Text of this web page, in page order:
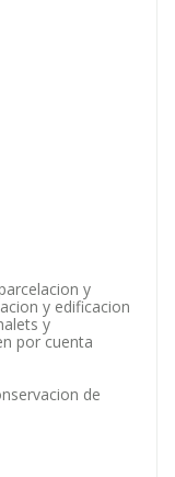
y
y edificacion
y
por cuenta
de